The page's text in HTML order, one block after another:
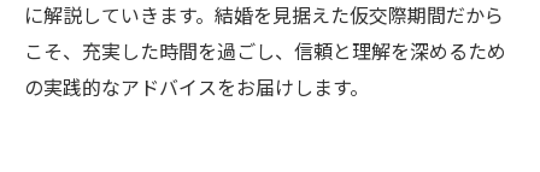
に解説していきます。結婚を見据えた仮交際期間だから
こそ、充実した時間を過ごし、信頼と理解を深めるため
の実践的なアドバイスをお届けします。